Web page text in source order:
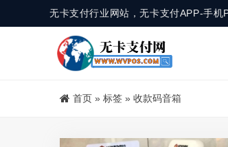
无卡支付行业网站，无卡支付APP-手机
首页 » 标签 » 收款码音箱